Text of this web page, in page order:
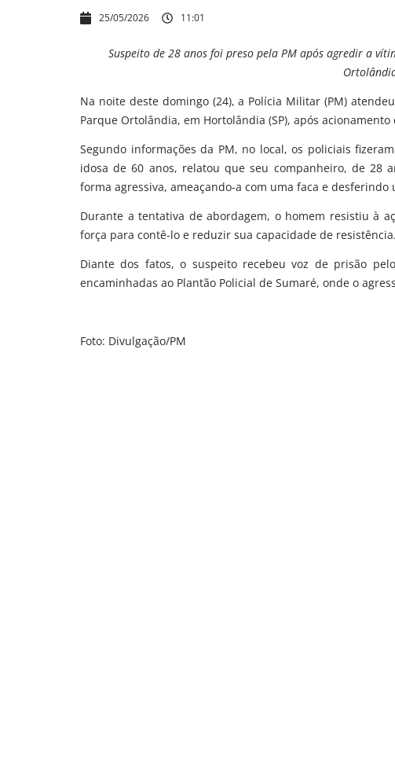
25/05/2026 11:01
Suspeito de 28 anos foi preso pela PM após agredir a
Na noite deste domingo (24), a Polícia Militar (PM)
Parque Ortolândia, em Hortolândia (SP), após acionamento
Segundo informações da PM, no local, os policiais
idosa de 60 anos, relatou que seu companheiro, de 28
forma agressiva, ameaçando-a com uma faca e desferindo
Durante a tentativa de abordagem, o homem resistiu à
força para contê-lo e reduzir sua capacidade de resistência.
Diante dos fatos, o suspeito recebeu voz de prisão
encaminhadas ao Plantão Policial de Sumaré, onde o
Foto: Divulgação/PM